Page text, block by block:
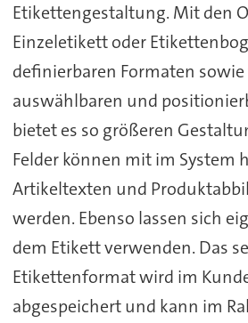
Etikettengestaltung. Mit den
Einzeletikett oder
definierbaren Formaten
auswählbaren und
bietet es so größeren
Felder können mit im System
Artikeltexten und
werden. Ebenso lassen sich
dem Etikett verwenden. Das
Etikettenformat wird im
abgespeichert und kann im